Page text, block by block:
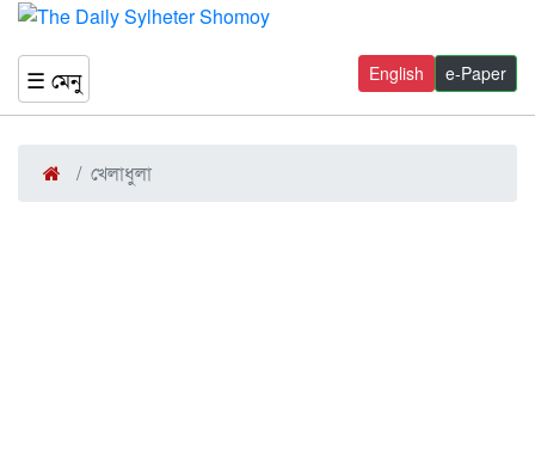
☰ মেনু e-Paper
English
খেলাধুলা